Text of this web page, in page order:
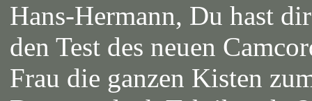
Hans-Hermann, Du hast
den Test des neuen
Frau die ganzen Kisten